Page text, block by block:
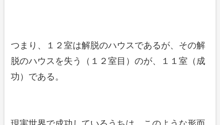
つまり、１２室は解脱のハウスであるが、その解
脱のハウスを失う（１２室目）のが、１１室（成
功）である。